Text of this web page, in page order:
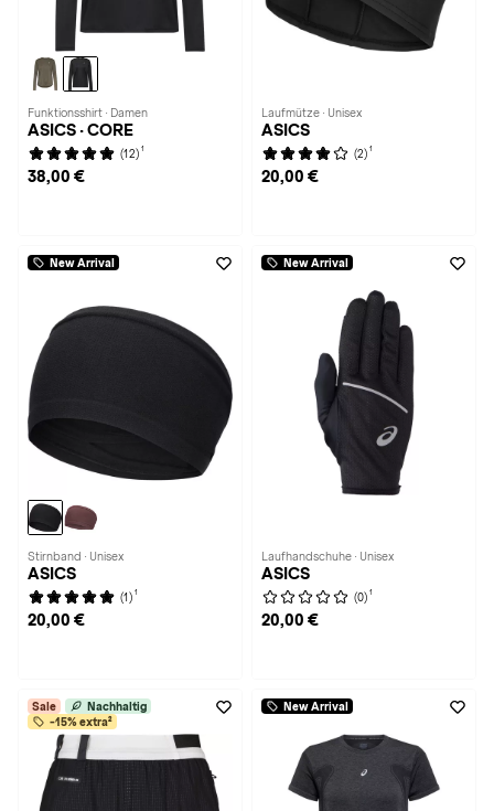
Funktionsshirt · Damen
ASICS · CORE
(12) 1
38,00 €
Laufmütze · Unisex
ASICS
(2) 1
20,00 €
New Arrival
Stirnband · Unisex
ASICS
(1) 1
20,00 €
New Arrival
Laufhandschuhe · Unisex
ASICS
(0) 1
20,00 €
Sale
Nachhaltig
-15% extra²
New Arrival